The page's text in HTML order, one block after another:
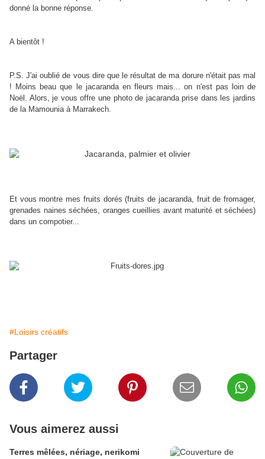
donné la bonne réponse.
A bientôt !
P.S. J'ai oublié de vous dire que le résultat de ma dorure n'était pas mal
! Moins beau que le jacaranda en fleurs mais... on n'est pas loin de
Noël. Alors, je vous offre une photo de jacaranda prise dans les jardins
de la Mamounia à Marrakech.
Et vous montre mes fruits dorés (fruits de jacaranda, fruit de fromager,
grenades naines séchées, oranges cueillies avant maturité et séchées)
dans un compotier...
#Loisirs créatifs
Partager
Vous aimerez aussi
Terres mêlées, nériage, nerikomi